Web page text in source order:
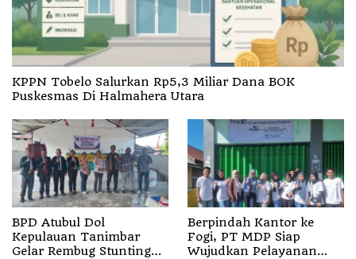
KPPN Tobelo Salurkan Rp5,3 Miliar Dana BOK
Puskesmas Di Halmahera Utara
BPD Atubul Dol
Kepulauan Tanimbar
Gelar Rembug Stunting
Berpindah Kantor ke
Fogi, PT MDP Siap
Wujudkan Pelayanan